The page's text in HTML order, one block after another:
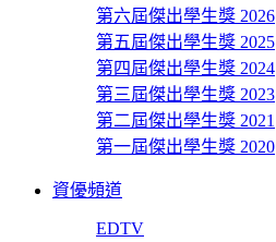
第六屆傑出學生獎 2026
第五屆傑出學生獎 2025
第四屆傑出學生獎 2024
第三屆傑出學生獎 2023
第二屆傑出學生獎 2021
第一屆傑出學生獎 2020
資優頻道
EDTV